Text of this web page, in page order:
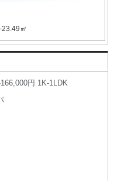
㎡
円 1K-1LDK